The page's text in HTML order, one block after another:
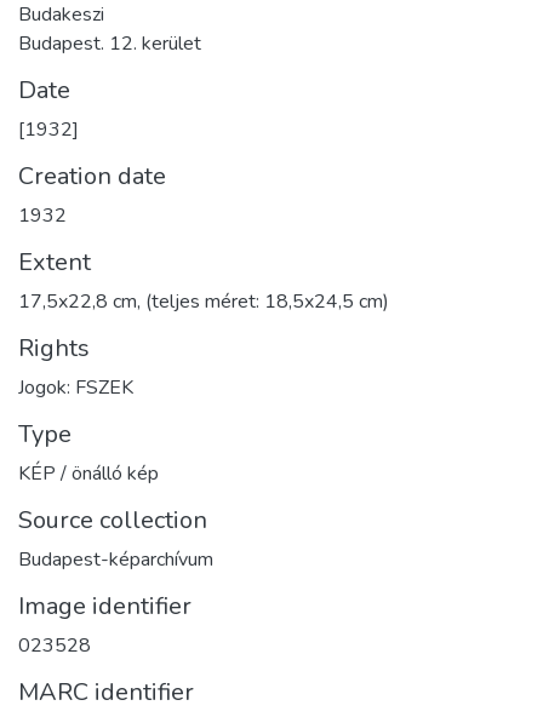
Budakeszi
Budapest. 12. kerület
Date
[1932]
Creation date
1932
Extent
17,5x22,8 cm, (teljes méret: 18,5x24,5 cm)
Rights
Jogok: FSZEK
Type
KÉP / önálló kép
Source collection
Budapest-képarchívum
Image identifier
023528
MARC identifier